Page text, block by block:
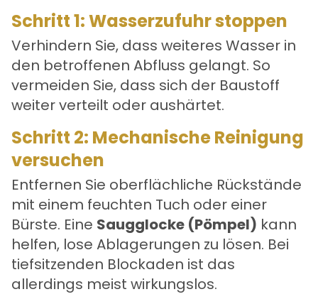
Schritt 1: Wasserzufuhr stoppen
Verhindern Sie, dass weiteres Wasser in
den betroffenen Abfluss gelangt. So
vermeiden Sie, dass sich der Baustoff
weiter verteilt oder aushärtet.
Schritt 2: Mechanische Reinigung
versuchen
Entfernen Sie oberflächliche Rückstände
mit einem feuchten Tuch oder einer
Bürste. Eine Saugglocke (Pömpel) kann
helfen, lose Ablagerungen zu lösen. Bei
tiefsitzenden Blockaden ist das
allerdings meist wirkungslos.